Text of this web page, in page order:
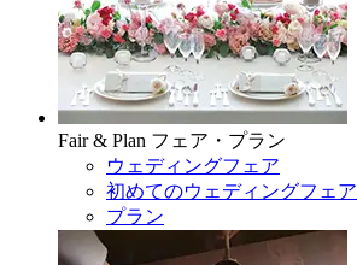
Fair & Plan フェア・プラン
ウェディングフェア
初めてのウェディングフェア
プラン